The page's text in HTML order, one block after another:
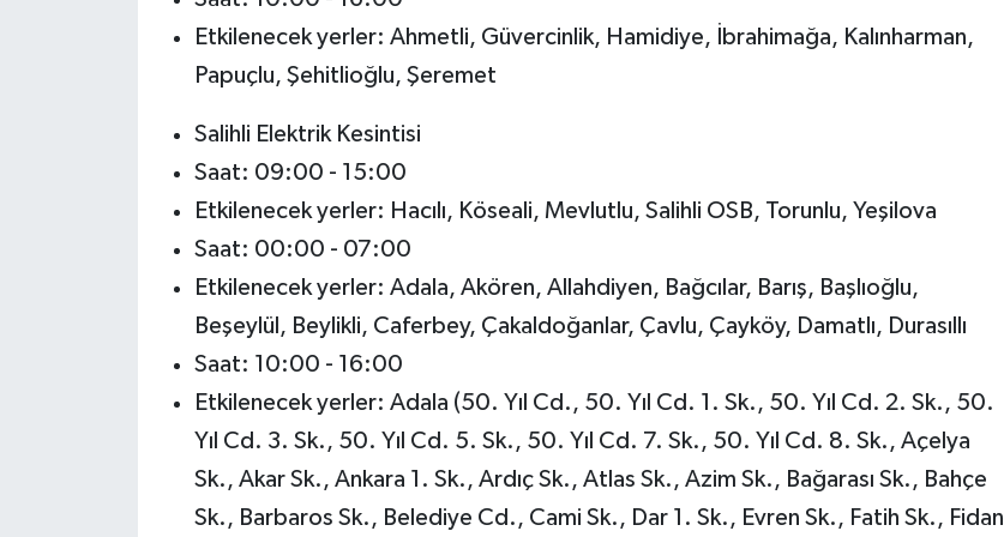
Etkilenecek yerler: Ahmetli, Güvercinlik, Hamidiye, İbrahimağa, Kalınharman,
Papuçlu, Şehitlioğlu, Şeremet
Salihli Elektrik Kesintisi
Saat: 09:00 - 15:00
Etkilenecek yerler: Hacılı, Köseali, Mevlutlu, Salihli OSB, Torunlu, Yeşilova
Saat: 00:00 - 07:00
Etkilenecek yerler: Adala, Akören, Allahdiyen, Bağcılar, Barış, Başlıoğlu,
Beşeylül, Beylikli, Caferbey, Çakaldoğanlar, Çavlu, Çayköy, Damatlı, Durasıllı
Saat: 10:00 - 16:00
Etkilenecek yerler: Adala (50. Yıl Cd., 50. Yıl Cd. 1. Sk., 50. Yıl Cd. 2. Sk., 50.
Yıl Cd. 3. Sk., 50. Yıl Cd. 5. Sk., 50. Yıl Cd. 7. Sk., 50. Yıl Cd. 8. Sk., Açelya
Sk., Akar Sk., Ankara 1. Sk., Ardıç Sk., Atlas Sk., Azim Sk., Bağarası Sk., Bahçe
Sk., Barbaros Sk., Belediye Cd., Cami Sk., Dar 1. Sk., Evren Sk., Fatih Sk., Fidan